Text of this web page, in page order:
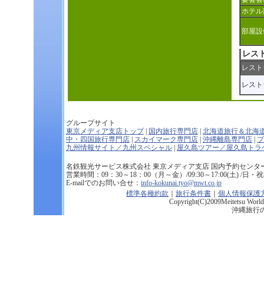
ホテ
部屋
レス
レス
レス
グループサイト
東京メディア支店トップ| 国内旅行専門店 北海道旅行＆北海
中・四国旅行専門店
スカイマーク専門店 沖縄離島専門店
九州情報サイト／九州スペシャル
屋久島ツアー／屋久島トラ
名鉄観光サービス株式会社 東京メディア支店 国内予約セン
営業時間：09：30～18：00（月～金）/09:30～17:00(土) /日・
E-mailでのお問い合せ： info-kokunai.tyo@mwt.co.jp
標準各種約款
旅行条件書
個人情報保護
Copyright(C)2009Meitetsu
沖縄旅行